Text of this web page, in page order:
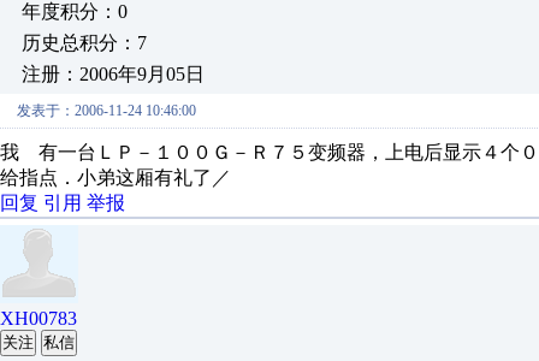
年度积分：0
历史总积分：7
注册：2006年9月05日
发表于：2006-11-24 10:46:00
我 有一台ＬＰ－１００Ｇ－Ｒ７５变频器，上电后显示４个
给指点．小弟这厢有礼了／
回复 引用 举报
XH00783
关注 私信